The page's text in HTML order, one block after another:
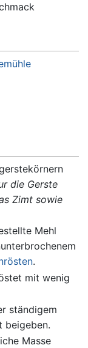
die Gerste
Zimt sowie
Mehl
.
mit wenig
ständigem
beigeben.
Masse